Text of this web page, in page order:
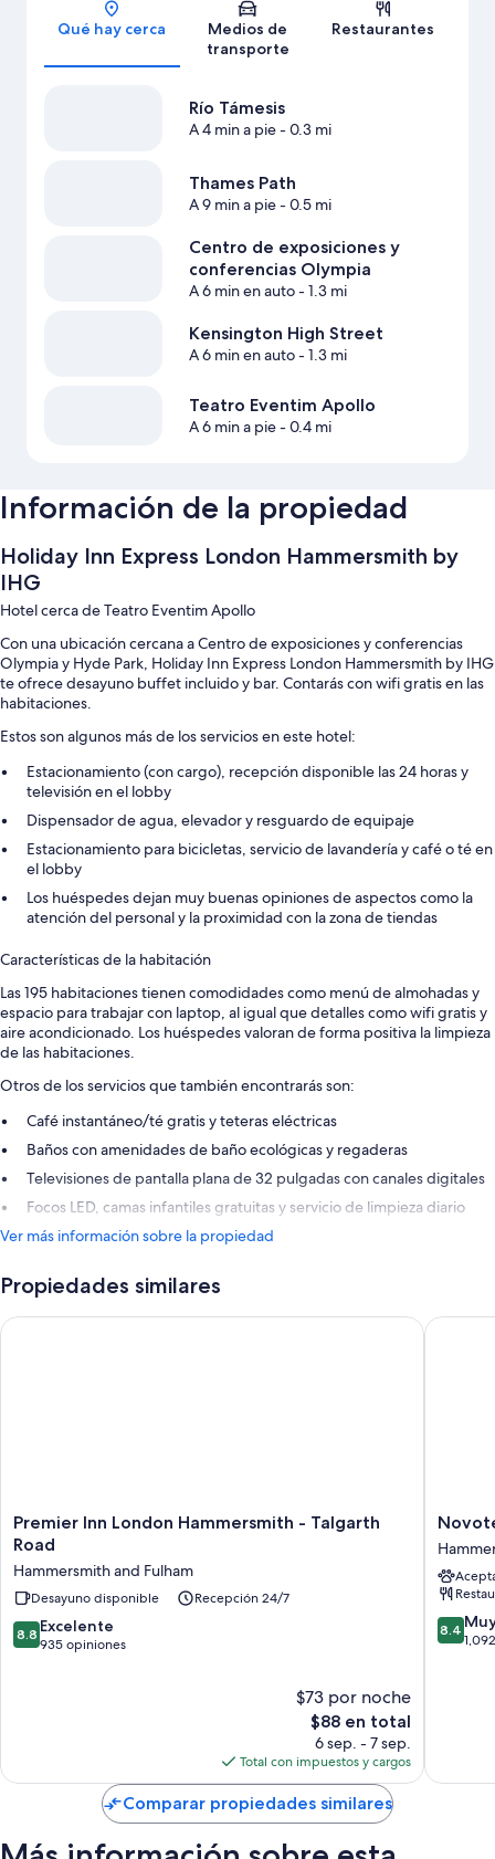
Qué hay cerca
Medios de
transporte
Restaurantes
Río Támesis
A 4 min a pie- 0.3 mi
Thames Path
A 9 min a pie- 0.5 mi
Centro de exposiciones y
conferencias Olympia
A 6 min en auto- 1.3 mi
Kensington High Street
A 6 min en auto- 1.3 mi
Teatro Eventim Apollo
A 6 min a pie- 0.4 mi
Información de la propiedad
Holiday Inn Express London Hammersmith by
IHG
Hotel cerca de Teatro Eventim Apollo
Con una ubicación cercana a Centro de exposiciones y conferencias
Olympia y Hyde Park, Holiday Inn Express London Hammersmith by IHG
te ofrece desayuno buffet incluido y bar. Contarás con wifi gratis en las
habitaciones.
Estos son algunos más de los servicios en este hotel:
Estacionamiento (con cargo), recepción disponible las 24 horas y
televisión en el lobby
Dispensador de agua, elevador y resguardo de equipaje
Estacionamiento para bicicletas, servicio de lavandería y café o té en
el lobby
Los huéspedes dejan muy buenas opiniones de aspectos como la
atención del personal y la proximidad con la zona de tiendas
Características de la habitación
Las 195 habitaciones tienen comodidades como menú de almohadas y
espacio para trabajar con laptop, al igual que detalles como wifi gratis y
aire acondicionado. Los huéspedes valoran de forma positiva la limpieza
de las habitaciones.
Otros de los servicios que también encontrarás son:
Café instantáneo/té gratis y teteras eléctricas
Baños con amenidades de baño ecológicas y regaderas
Televisiones de pantalla plana de 32 pulgadas con canales digitales
Focos LED, camas infantiles gratuitas y servicio de limpieza diario
Ver más información sobre la propiedad
Propiedades similares
Premier
Inn
Hammersmith
-
Talgarth
Road
Hammersmith
Premier Inn London Hammersmith - Talgarth
Road
Hammersmith and Fulham
Desayuno disponible Recepción 24/7
8.8
de
8.8 Excelente
935 opiniones
$73 por noche
El
precio
actual
es
de
$88
$88 en total
6 sep. - 7 sep.
Total con impuestos y cargos
Premier Inn London Hammersmith - Talgarth Road
Novotel
London
West
and
Fulham
8.4
de
8.4
Novotel
Comparar propiedades similares